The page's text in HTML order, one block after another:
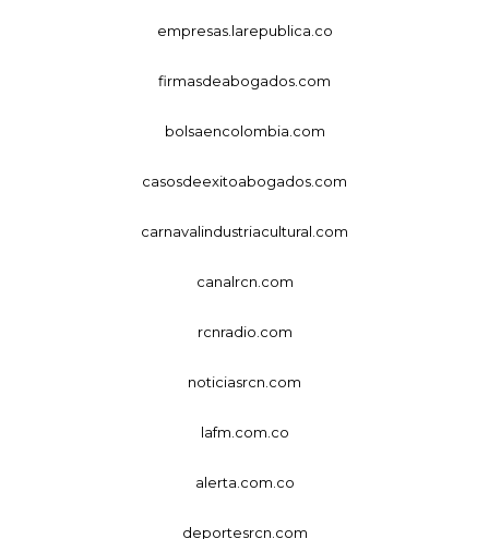
empresas.larepublica.co
firmasdeabogados.com
bolsaencolombia.com
casosdeexitoabogados.com
carnavalindustriacultural.com
canalrcn.com
rcnradio.com
noticiasrcn.com
lafm.com.co
alerta.com.co
deportesrcn.com